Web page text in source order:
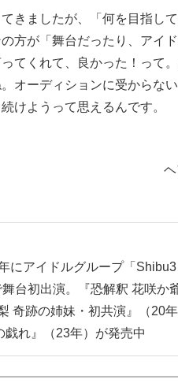
きましたが、「何を目指し
方が「舞台だったり、アイ
てくれて、良かった！って
オーディションに受からな
けようって思えるんです。
にアイドルグループ「
台初出演。『恐解釈 花咲か
奇跡の姉妹・初共演』（20
れ』（23年）が発売中